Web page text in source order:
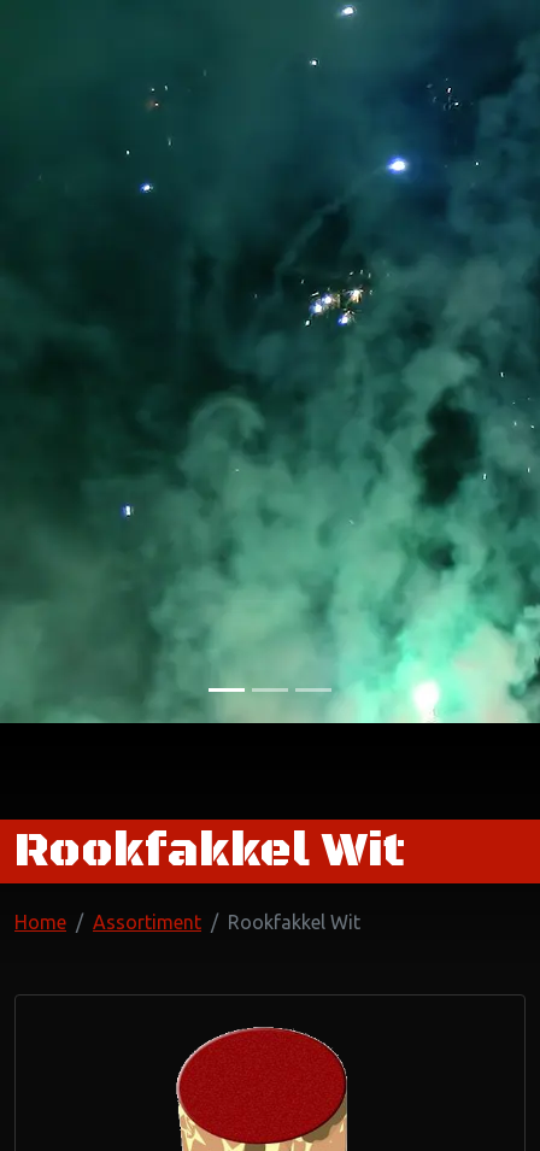
Rookfakkel Wit
Home Assortiment Rookfakkel Wit